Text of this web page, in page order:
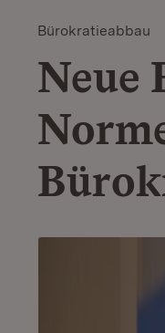
Bürokratieabbau
Neue